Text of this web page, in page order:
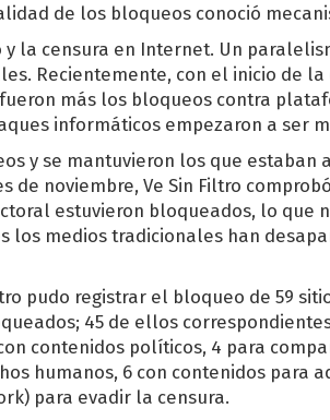
de los bloqueos conoció
la censura en Internet. Un
Recientemente, con el inicio de la
más los bloqueos contra
informáticos empezaron a ser
y se mantuvieron los que estaban
noviembre, Ve Sin Filtro
estuvieron bloqueados, lo que
los medios tradicionales han
pudo registrar el bloqueo de 59
45 de ellos
contenidos políticos, 4 para
humanos, 6 con contenidos para
para evadir la censura.